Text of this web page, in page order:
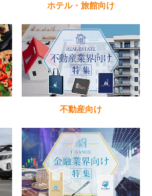
ホテル・旅館向け
不動産向け